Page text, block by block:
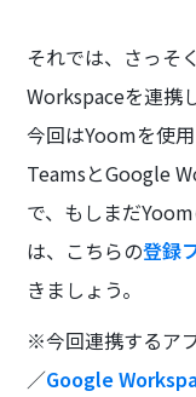
それでは、さっそ
Workspaceを連携
今回はYoomを使
TeamsとGoogle
で、もしまだ
は、こちらの登録
きましょう。
※今回連携するア
／Google